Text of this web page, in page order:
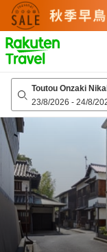
to
top
page
Toutou Onzaki
23/8/2026 - 24/8/